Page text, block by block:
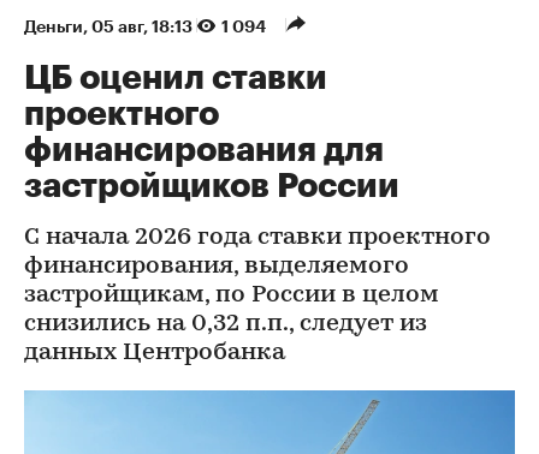
Деньги⁠, 05 авг, 18:13 1 094
ЦБ оценил ставки
проектного
финансирования для
застройщиков России
С начала 2026 года ставки проектного
финансирования, выделяемого
застройщикам, по России в целом
снизились на 0,32 п.п., следует из
данных Центробанка